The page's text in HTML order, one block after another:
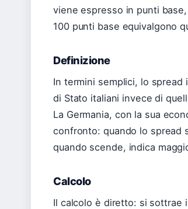
viene espresso in punti
100 punti base equivalgono
Definizione
In termini semplici, lo
di Stato italiani invece di
La Germania, con la sua
confronto: quando lo spread
quando scende, indica
Calcolo
Il calcolo è diretto: si sottrae